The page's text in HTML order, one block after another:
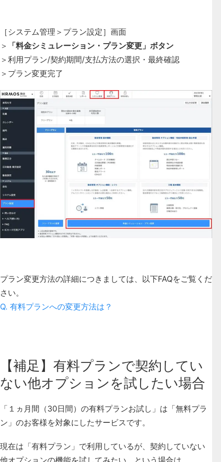
［システム管理＞プラン設定］画面
＞
「料金シミュレーション・プラン変更」ボタン
＞利用プラン/契約期間/支払方法の選択・最終確認
＞プラン変更完了
プラン変更方法の詳細につきましては、以下FAQをご覧くだ
さい。
Q. 有料プランへの変更方法は？
【補足】有料プランで契約してい
ない他オプションを試したい場合
「１ヵ月間（30日間）の有料プランお試し」は「無料プラ
ン」のお客様を対象にしたサービスです。
現在は「有料プラン」で利用しているが、契約していない